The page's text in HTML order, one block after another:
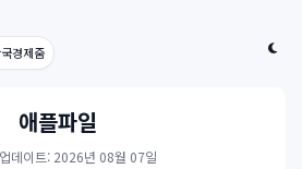
경제줌
애플파일
데이트: 2026년 08월 07일